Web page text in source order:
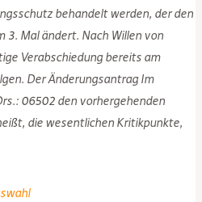
behandelt werden, der den
3. Mal ändert. Nach Willen von
Verabschiedung bereits am
Der Änderungsantrag Im
06502 den vorhergehenden
die wesentlichen Kritikpunkte,